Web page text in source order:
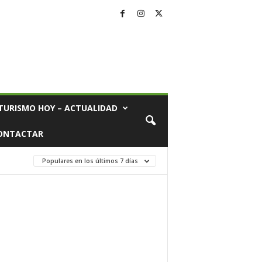
HOY – ACTUALIDAD
Populares en los últimos 7 días